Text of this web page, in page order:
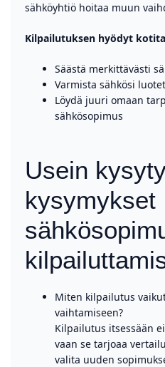
sähköyhtiö hoitaa muun
Kilpailutuksen hyödyt
Säästä merkittävästi
Varmista sähkösi
Löydä juuri omaan
sähkösopimus
Usein
kysymykset
Miten kilpailutus
vaihtamiseen?
Kilpailutus itsessään
vaan se tarjoaa
valita uuden